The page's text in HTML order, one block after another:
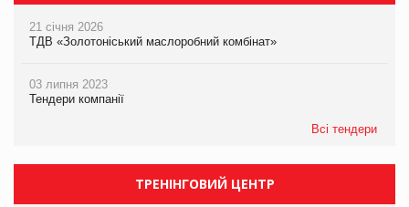
21 січня 2026
ТДВ «Золотоніський маслоробний комбінат»
03 липня 2023
Тендери компанії
Всі тендери
ТРЕНІНГОВИЙ ЦЕНТР